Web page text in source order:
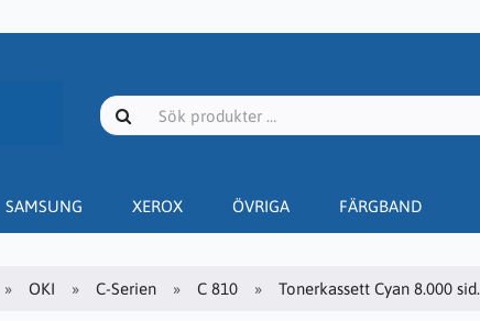
SAMSUNG XEROX ÖVRIGA FÄRGBAND
OKI C-Serien C 810 Tonerkassett Cyan 8.000 sid.